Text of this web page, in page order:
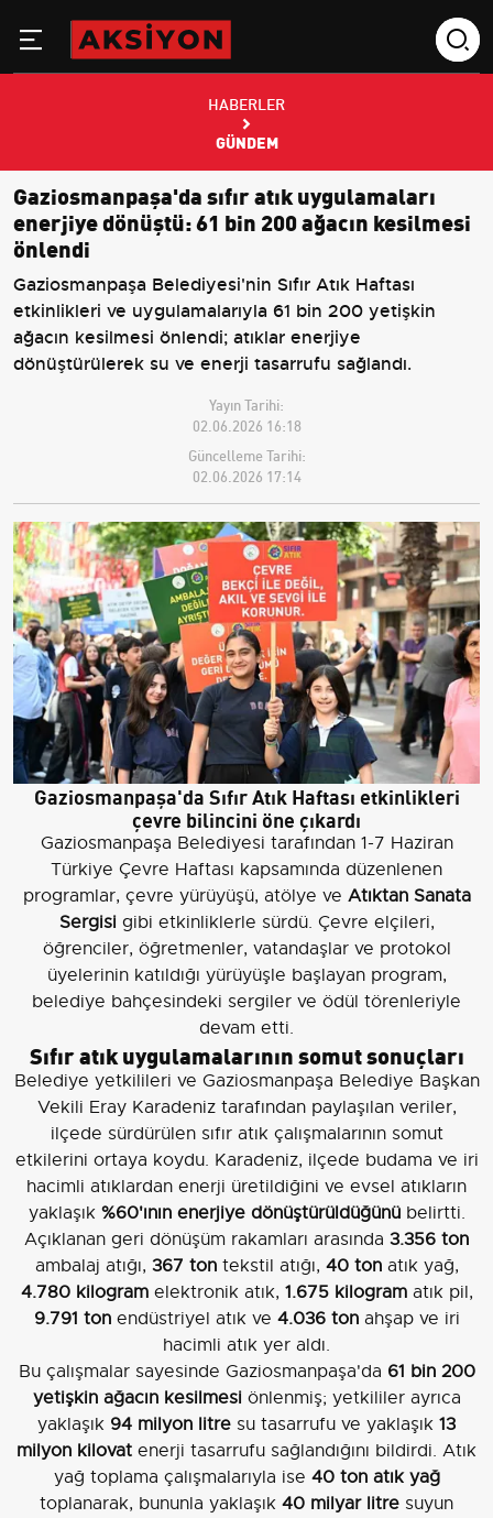
HABERLER
GÜNDEM
Gaziosmanpaşa'da sıfır atık uygulamaları
enerjiye dönüştü: 61 bin 200 ağacın kesilmesi
önlendi
Gaziosmanpaşa Belediyesi'nin Sıfır Atık Haftası
etkinlikleri ve uygulamalarıyla 61 bin 200 yetişkin
ağacın kesilmesi önlendi; atıklar enerjiye
dönüştürülerek su ve enerji tasarrufu sağlandı.
Yayın Tarihi:
02.06.2026 16:18
Güncelleme Tarihi:
02.06.2026 17:14
Gaziosmanpaşa'da Sıfır Atık Haftası etkinlikleri
çevre bilincini öne çıkardı
Gaziosmanpaşa Belediyesi tarafından 1-7 Haziran
Türkiye Çevre Haftası kapsamında düzenlenen
programlar, çevre yürüyüşü, atölye ve Atıktan Sanata
Sergisigibi etkinliklerle sürdü. Çevre elçileri,
öğrenciler, öğretmenler, vatandaşlar ve protokol
üyelerinin katıldığı yürüyüşle başlayan program,
belediye bahçesindeki sergiler ve ödül törenleriyle
devam etti.
Sıfır atık uygulamalarının somut sonuçları
Belediye yetkilileri ve Gaziosmanpaşa Belediye Başkan
Vekili Eray Karadeniz tarafından paylaşılan veriler,
ilçede sürdürülen sıfır atık çalışmalarının somut
etkilerini ortaya koydu. Karadeniz, ilçede budama ve iri
hacimli atıklardan enerji üretildiğini ve evsel atıkların
yaklaşık %60'ının enerjiye dönüştürüldüğünübelirtti.
Açıklanan geri dönüşüm rakamları arasında 3.356 ton
ambalaj atığı, 367 tontekstil atığı, 40 tonatık yağ,
4.780 kilogramelektronik atık, 1.675 kilogramatık pil,
9.791 tonendüstriyel atık ve 4.036 tonahşap ve iri
hacimli atık yer aldı.
Bu çalışmalar sayesinde Gaziosmanpaşa'da 61 bin 200
yetişkin ağacın kesilmesiönlenmiş; yetkililer ayrıca
yaklaşık 94 milyon litre su tasarrufu ve yaklaşık 13
milyon kilovat enerji tasarrufu sağlandığını bildirdi. Atık
yağ toplama çalışmalarıyla ise 40 ton atık yağ
toplanarak, bununla yaklaşık 40 milyar litre suyun